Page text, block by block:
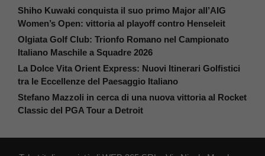
Shiho Kuwaki conquista il suo primo Major all’AIG
Women’s Open: vittoria al playoff contro Henseleit
Olgiata Golf Club: Trionfo Romano nel Campionato
Italiano Maschile a Squadre 2026
La Dolce Vita Orient Express: Nuovi Itinerari Golfistici
tra le Eccellenze del Paesaggio Italiano
Stefano Mazzoli in cerca di una nuova vittoria al Rocket
Classic del PGA Tour a Detroit